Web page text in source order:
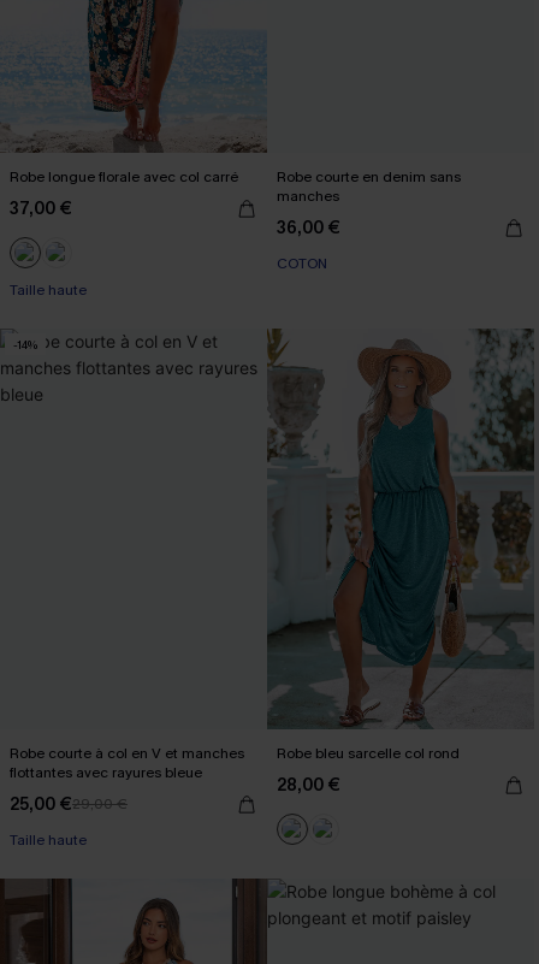
Robe longue florale avec col carré
37,00 €
Taille haute
Robe courte en denim sans
manches
36,00 €
COTON
-14%
Robe courte à col en V et manches
flottantes avec rayures bleue
25,00 €29,00 €
Taille haute
Robe bleu sarcelle col rond
28,00 €